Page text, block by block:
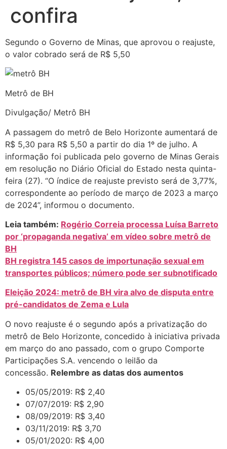
confira
Segundo o Governo de Minas, que aprovou o reajuste,
o valor cobrado será de R$ 5,50
Metrô de BH
Divulgação/ Metrô BH
A passagem do metrô de Belo Horizonte aumentará de
R$ 5,30 para R$ 5,50 a partir do dia 1º de julho. A
informação foi publicada pelo governo de Minas Gerais
em resolução no Diário Oficial do Estado nesta quinta-
feira (27). “O índice de reajuste previsto será de 3,77%,
correspondente ao período de março de 2023 a março
de 2024”, informou o documento.
Leia também: Rogério Correia processa Luísa Barreto
por ‘propaganda negativa’ em vídeo sobre metrô de
BH
BH registra 145 casos de importunação sexual em
transportes públicos; número pode ser subnotificado
Eleição 2024: metrô de BH vira alvo de disputa entre
pré-candidatos de Zema e Lula
O novo reajuste é o segundo após a privatização do
metrô de Belo Horizonte, concedido à iniciativa privada
em março do ano passado, com o grupo Comporte
Participações S.A. vencendo o leilão da
concessão. Relembre as datas dos aumentos
05/05/2019: R$ 2,40
07/07/2019: R$ 2,90
08/09/2019: R$ 3,40
03/11/2019: R$ 3,70
05/01/2020: R$ 4,00